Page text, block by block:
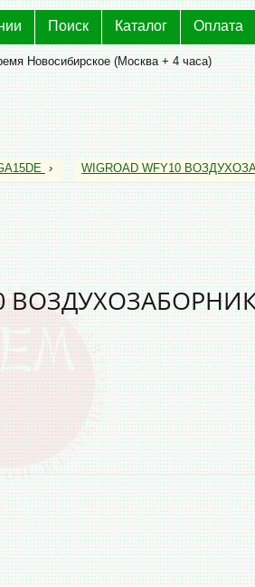
Поиск Каталог Оплата
Новосибирское (Москва + 4 часа)
› WIGROAD WFY10